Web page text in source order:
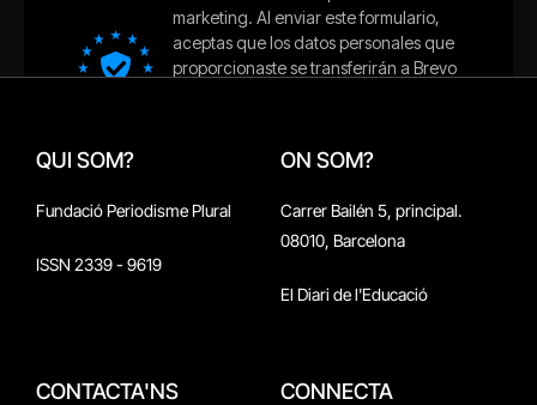
QUI SOM?
Fundació Periodisme Plural
ISSN 2339 - 9619
ON SOM?
Carrer Bailén 5, principal.
08010, Barcelona
El Diari de l'Educació
CONTACTA'NS CONNECTA